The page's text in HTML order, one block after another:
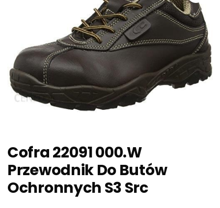
Cofra 22091 000.W
Przewodnik Do Butów
Ochronnych S3 Src